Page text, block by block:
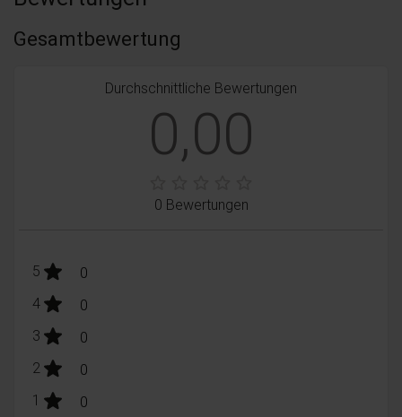
Gesamtbewertung
Durchschnittliche Bewertungen
0,00
0 Bewertungen
5 stars: 0
Bewertungen
4stars: 0
Bewertungen
3 stars: 0
Bewertungen
2 stars: 0
Bewertungen
1 stars: 0
Bewertungen